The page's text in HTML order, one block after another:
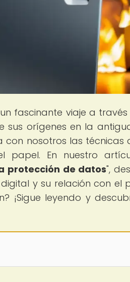
fascinante viaje a
sus orígenes en la
con nosotros las técnicas
papel. En nuestro
protección de datos",
y su relación con el
¡Sigue leyendo y